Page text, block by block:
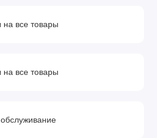
все товары
все товары